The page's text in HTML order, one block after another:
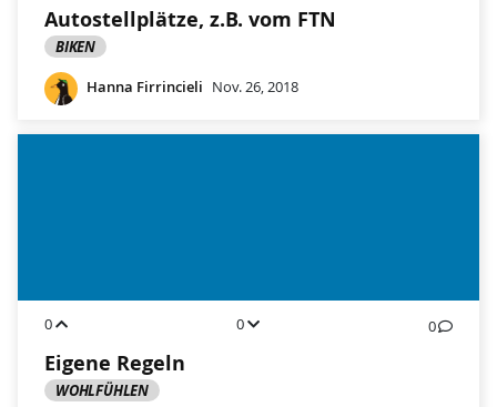
Autostellplätze, z.B. vom FTN
BIKEN
Hanna Firrincieli Nov. 26, 2018
0 0 0
Eigene Regeln
WOHLFÜHLEN